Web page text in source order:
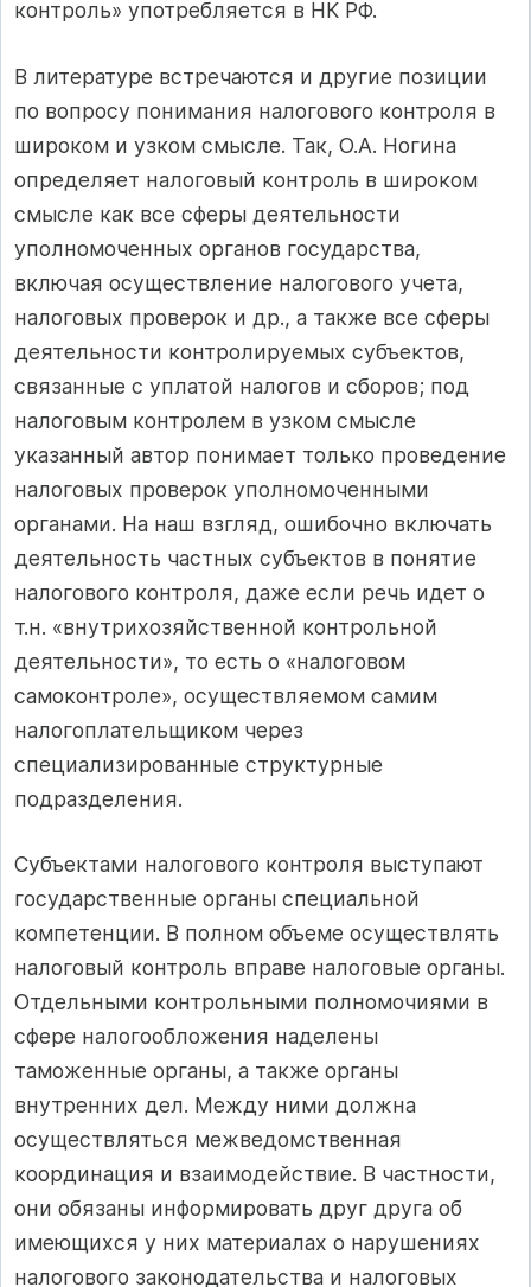
контроль» употребляется в НК РФ.
В литературе встречаются и другие позиции
по вопросу понимания налогового контроля в
широком и узком смысле. Так, О.А. Ногина
определяет налоговый контроль в широком
смысле как все сферы деятельности
уполномоченных органов государства,
включая осуществление налогового учета,
налоговых проверок и др., а также все сферы
деятельности контролируемых субъектов,
связанные с уплатой налогов и сборов; под
налоговым контролем в узком смысле
указанный автор понимает только проведение
налоговых проверок уполномоченными
органами. На наш взгляд, ошибочно включать
деятельность частных субъектов в понятие
налогового контроля, даже если речь идет о
т.н. «внутрихозяйственной контрольной
деятельности», то есть о «налоговом
самоконтроле», осуществляемом самим
налогоплательщиком через
специализированные структурные
подразделения.
Субъектами налогового контроля выступают
государственные органы специальной
компетенции. В полном объеме осуществлять
налоговый контроль вправе налоговые органы.
Отдельными контрольными полномочиями в
сфере налогообложения наделены
таможенные органы, а также органы
внутренних дел. Между ними должна
осуществляться межведомственная
координация и взаимодействие. В частности,
они обязаны информировать друг друга об
имеющихся у них материалах о нарушениях
налогового законодательства и налоговых